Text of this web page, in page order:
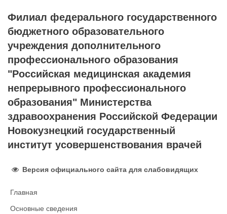
Филиал федерального государственного
бюджетного образовательного
учреждения дополнительного
профессионального образования
"Российская медицинская академия
непрерывного профессионального
образования" Министерства
здравоохранения Российской Федерации
Новокузнецкий государственный
институт усовершенствования врачей
Версия официального сайта для слабовидящих
Главная
Основные сведения